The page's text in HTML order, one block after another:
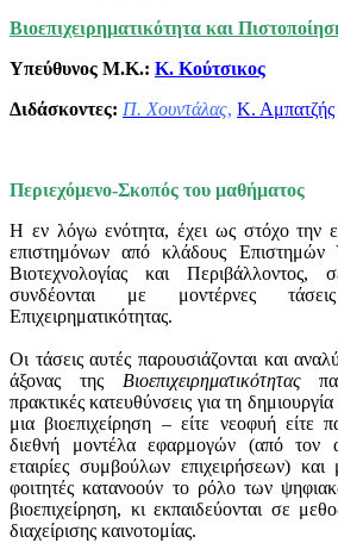
Βιοεπιχειρηματικότητα και
Υπεύθυνος Μ.Κ.: Κ. Κούτσικος
Διδάσκοντες: Π. Χουντάλας, Κ. Αμπατζής
Περιεχόμενο-Σκοπός του μαθήματος
Η εν λόγω ενότητα, έχει ως στόχο την
επιστημόνων από κλάδους Επιστημών
Βιοτεχνολογίας και Περιβάλλοντος,
συνδέονται με μοντέρνες
Επιχειρηματικότητας.
Οι τάσεις αυτές παρουσιάζονται και
άξονας της Βιοεπιχειρηματικότητας
πρακτικές κατευθύνσεις για τη
μια βιοεπιχείρηση – είτε νεοφυή
διεθνή μοντέλα εφαρμογών (από τον
εταιρίες συμβούλων επιχειρήσεων) και
φοιτητές κατανοούν το ρόλο των
βιοεπιχείρηση, κι εκπαιδεύονται σε
διαχείρισης καινοτομίας.